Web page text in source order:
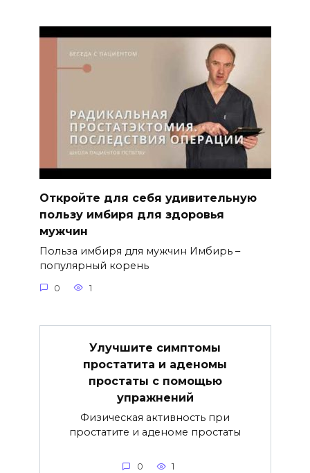
Откройте для себя удивительную
пользу имбиря для здоровья
мужчин
Польза имбиря для мужчин Имбирь –
популярный корень
0 1
Улучшите симптомы
простатита и аденомы
простаты с помощью
упражнений
Физическая активность при
простатите и аденоме простаты
0 1